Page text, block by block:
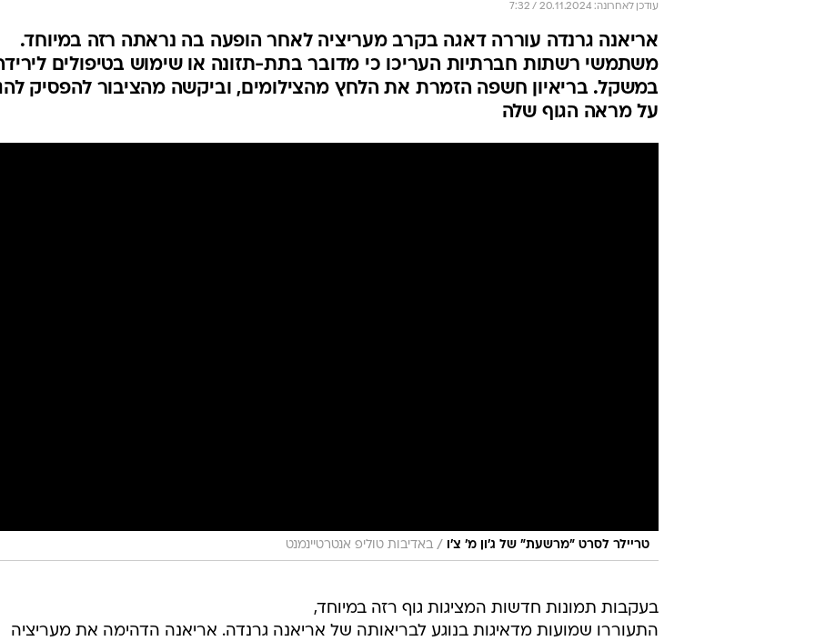
עודכן לאחרונה: 20.11.2024 / 7:32
אריאנה גרנדה עוררה דאגה בקרב מעריציה לאחר הופעה בה נראתה רזה במיוחד.
משתמשי רשתות חברתיות העריכו כי מדובר בתת-תזונה או שימוש בטיפולים
במשקל. בריאיון חשפה הזמרת את הלחץ מהצילומים, וביקשה מהציבור להפסיק
על מראה הגוף שלה
טריילר לסרט "מרשעת" של ג'ון מ' צ'ו / באדיבות טוליפ אנטרטיינמנט
בעקבות תמונות חדשות המציגות גוף רזה במיוחד,
התעוררו שמועות מדאיגות בנוגע לבריאותה של אריאנה גרנדה. אריאנה הדהימה את מעריציה